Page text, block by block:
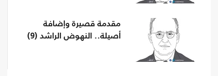
مقدمة قصيرة وإضافة
أصيلة.. النهوض الراشد (9)